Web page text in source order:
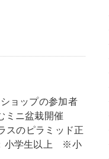
ョップの参加者
ミニ盆栽開催
スのピラミッド正
小学生以上 ※小